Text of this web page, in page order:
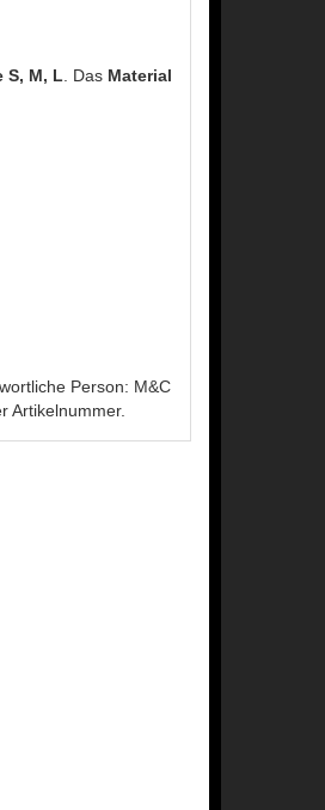
S, M, L . Das Material
Person: M&C
Artikelnummer.